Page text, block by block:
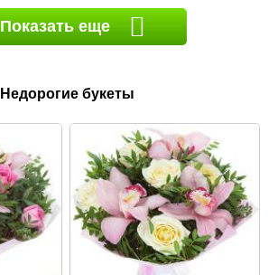
Показать еще
Недорогие букеты